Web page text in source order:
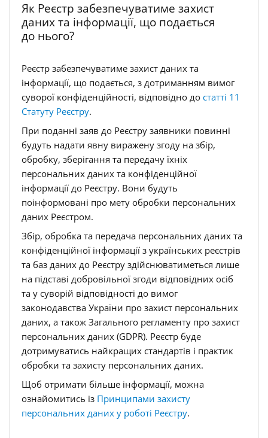
Як Реєстр забезпечуватиме захист
даних та інформації, що подається
до нього?
Реєстр забезпечуватиме захист даних та
інформації, що подається, з дотриманням вимог
суворої конфіденційності, відповідно до статті 11
Статуту Реєстру.
При поданні заяв до Реєстру заявники повинні
будуть надати явну виражену згоду на збір,
обробку, зберігання та передачу їхніх
персональних даних та конфіденційної
інформації до Реєстру. Вони будуть
поінформовані про мету обробки персональних
даних Реєстром.
Збір, обробка та передача персональних даних та
конфіденційної інформації з українських реєстрів
та баз даних до Реєстру здійснюватиметься лише
на підставі добровільної згоди відповідних осіб
та у суворій відповідності до вимог
законодавства України про захист персональних
даних, а також Загального регламенту про захист
персональних даних (GDPR). Реєстр буде
дотримуватись найкращих стандартів і практик
обробки та захисту персональних даних.
Щоб отримати більше інформації, можна
ознайомитись із Принципами захисту
персональних даних у роботі Реєстру.